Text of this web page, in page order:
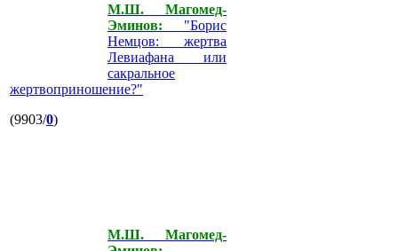
М.Ш. Магомед-
Эминов: "Борис
Немцов: жертва
Левиафана или
сакральное
жертвоприношение?"
(9903/0)
М.Ш. Магомед-